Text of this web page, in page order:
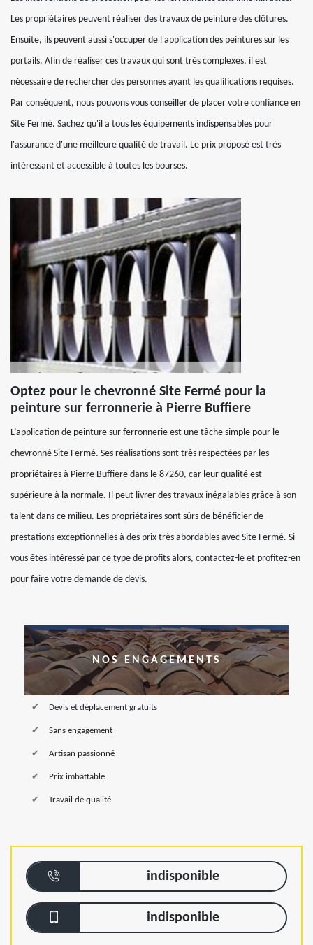
Les propriétaires peuvent réaliser des travaux de peinture des clôtures.
Ensuite, ils peuvent aussi s'occuper de l'application des peintures sur les
portails. Afin de réaliser ces travaux qui sont très complexes, il est
nécessaire de rechercher des personnes ayant les qualifications requises.
Par conséquent, nous pouvons vous conseiller de placer votre confiance en
Site Fermé. Sachez qu'il a tous les équipements indispensables pour
l'assurance d'une meilleure qualité de travail. Le prix proposé est très
intéressant et accessible à toutes les bourses.
Optez pour le chevronné Site Fermé pour la
peinture sur ferronnerie à Pierre Buffiere
L’application de peinture sur ferronnerie est une tâche simple pour le
chevronné Site Fermé. Ses réalisations sont très respectées par les
propriétaires à Pierre Buffiere dans le 87260, car leur qualité est
supérieure à la normale. Il peut livrer des travaux inégalables grâce à son
talent dans ce milieu. Les propriétaires sont sûrs de bénéficier de
prestations exceptionnelles à des prix très abordables avec Site Fermé. Si
vous êtes intéressé par ce type de profits alors, contactez-le et profitez-en
pour faire votre demande de devis.
NOS ENGAGEMENTS
Devis et déplacement gratuits
Sans engagement
Artisan passionné
Prix imbattable
Travail de qualité
indisponible
indisponible